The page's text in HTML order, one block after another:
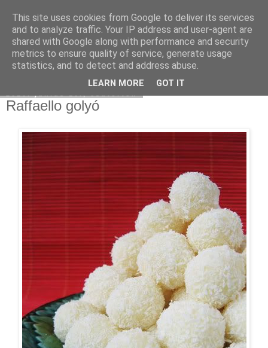
Moha Konyha
Raffaello golyó
This site uses cookies from Google to deliver its services
and to analyze traffic. Your IP address and user-agent are
shared with Google along with performance and security
metrics to ensure quality of service, generate usage
statistics, and to detect and address abuse.
LEARN MORE GOT IT